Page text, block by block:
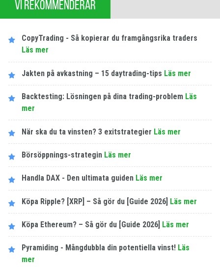
VI REKOMMENDERAR
CopyTrading - Så kopierar du framgångsrika traders
Läs mer
Jakten på avkastning – 15 daytrading-tips Läs mer
Backtesting: Lösningen på dina trading-problem Läs
mer
När ska du ta vinsten? 3 exitstrategier Läs mer
Börsöppnings-strategin Läs mer
Handla DAX - Den ultimata guiden Läs mer
Köpa Ripple? [XRP] – Så gör du [Guide 2026] Läs mer
Köpa Ethereum? – Så gör du [Guide 2026] Läs mer
Pyramiding - Mångdubbla din potentiella vinst! Läs
mer